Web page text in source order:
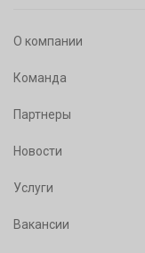
О компании
Команда
Партнеры
Новости
Услуги
Вакансии